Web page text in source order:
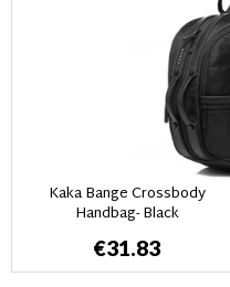
Kaka Bange Crossbody
Handbag- Black
€31.83